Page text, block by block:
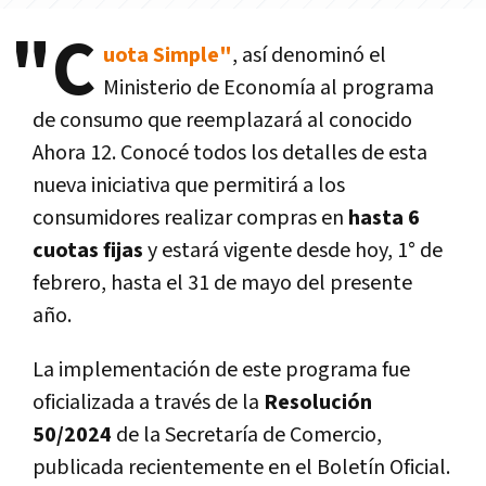
"C uota Simple", así denominó el
Ministerio de Economía al programa
de consumo que reemplazará al conocido
Ahora 12. Conocé todos los detalles de esta
nueva iniciativa que permitirá a los
consumidores realizar compras en hasta 6
cuotas fijasy estará vigente desde hoy, 1° de
febrero, hasta el 31 de mayo del presente
año.
La implementación de este programa fue
oficializada a través de la Resolución
50/2024 de la Secretaría de Comercio,
publicada recientemente en el Boletín Oficial.